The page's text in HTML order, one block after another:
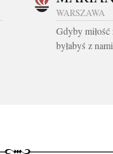
WARSZAWA
Gdyby miłość
byłabyś z